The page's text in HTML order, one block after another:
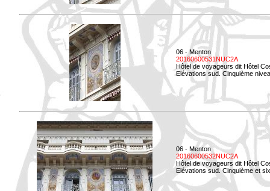
06 - Menton
20160600531NUC2A
Hôtel de voyageurs dit Hôtel
Elévations sud. Cinquième
06 - Menton
20160600532NUC2A
Hôtel de voyageurs dit Hôtel
Elévations sud. Cinquième et